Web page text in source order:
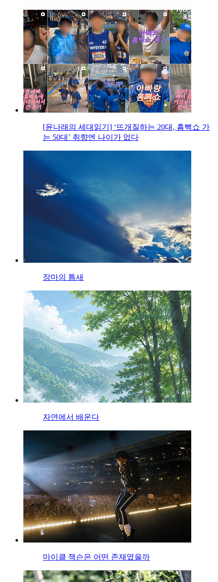
[윤나래의 세대읽기] ‘뜨개질하는 20대, 흠뻑쇼 가
는 50대’ 취향엔 나이가 없다
장마의 틈새
자연에서 배운다
마이클 잭슨은 어떤 존재였을까